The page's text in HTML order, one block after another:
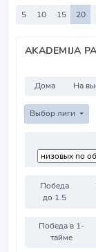
5 10 15 20
AKADEMIJA
Дома На
Выбор лиги
Победа
до 1.5
Победа в 1-
тайме